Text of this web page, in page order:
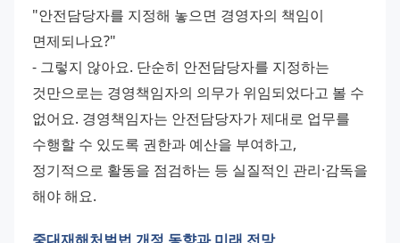
"안전담당자를 지정해 놓으면 경영자의 책임이
면제되나요?"
- 그렇지 않아요. 단순히 안전담당자를 지정하는
것만으로는 경영책임자의 의무가 위임되었다고 볼 수
없어요. 경영책임자는 안전담당자가 제대로 업무를
수행할 수 있도록 권한과 예산을 부여하고,
정기적으로 활동을 점검하는 등 실질적인 관리·감독을
해야 해요.